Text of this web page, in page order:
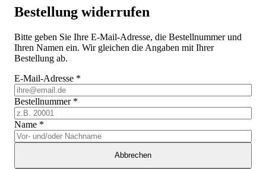
Bestellung widerrufen
Bitte geben Sie Ihre E-Mail-Adresse, die Bestellnummer und
Ihren Namen ein. Wir gleichen die Angaben mit Ihrer
Bestellung ab.
E-Mail-Adresse *
Bestellnummer *
Name *
Abbrechen